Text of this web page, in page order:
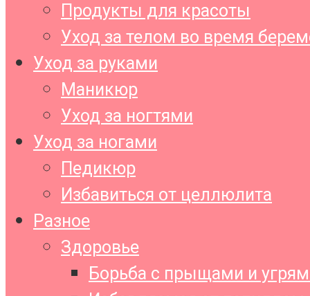
Продукты для красоты
Уход за телом во время
Уход за руками
Маникюр
Уход за ногтями
Уход за ногами
Педикюр
Избавиться от целлюлита
Разное
Здоровье
Борьба с прыщами и